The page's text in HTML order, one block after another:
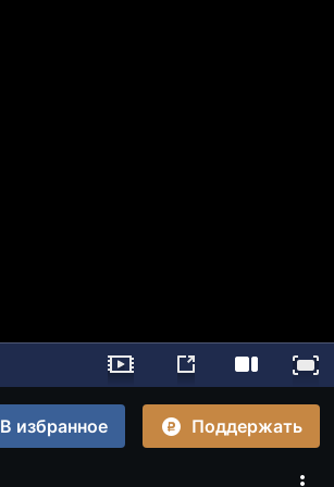
В избранное
Поддержать